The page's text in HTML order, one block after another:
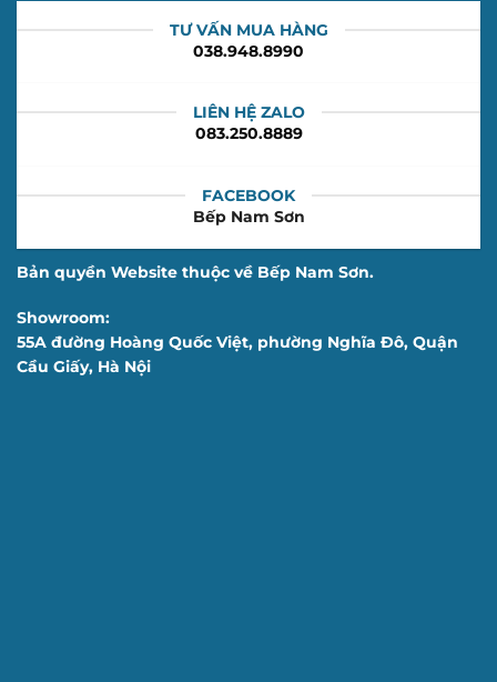
TƯ VẤN MUA HÀNG
038.948.8990
LIÊN HỆ ZALO
083.250.8889
FACEBOOK
Bếp Nam Sơn
Bản quyền Website thuộc về Bếp Nam Sơn.
Showroom:
55A đường Hoàng Quốc Việt, phường Nghĩa Đô, Quận
Cầu Giấy, Hà Nội